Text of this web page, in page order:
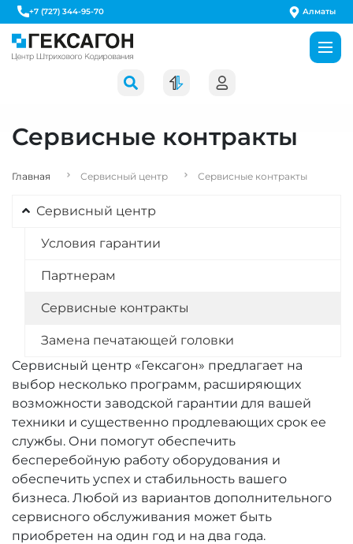
+7 (727) 344-95-70 Алматы
Сервисные контракты
Главная Сервисный центр Сервисные контракты
Сервисный центр
Условия гарантии
Партнерам
Сервисные контракты
Замена печатающей головки
Сервисный центр «Гексагон» предлагает на
выбор несколько программ, расширяющих
возможности заводской гарантии для вашей
техники и существенно продлевающих срок ее
службы. Они помогут обеспечить
бесперебойную работу оборудования и
обеспечить успех и стабильность вашего
бизнеса. Любой из вариантов дополнительного
сервисного обслуживания может быть
приобретен на один год и на два года.